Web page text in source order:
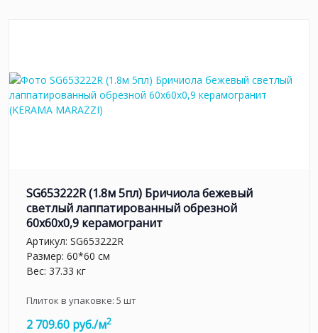
SG653222R (1.8м 5пл) Бричиола бежевый
светлый лаппатированный обрезной
60x60x0,9 керамогранит
Артикул: SG653222R
Размер: 60*60 см
Вес: 37.33 кг
Плиток в упаковке: 5 шт
2 709.60 руб./м2